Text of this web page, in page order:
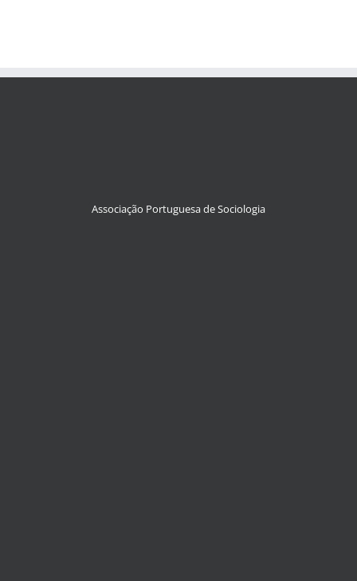
Associação Portuguesa de Sociologia